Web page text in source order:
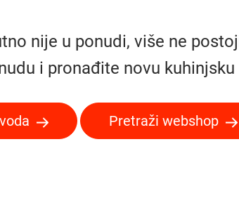
nije u ponudi, više ne
i pronađite novu
Pretraži webshop